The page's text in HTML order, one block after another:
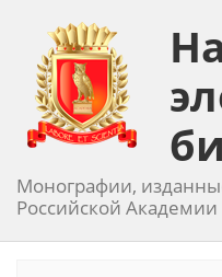
Монографии,
Российской Академии